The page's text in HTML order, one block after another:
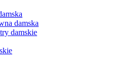
damska
damskie